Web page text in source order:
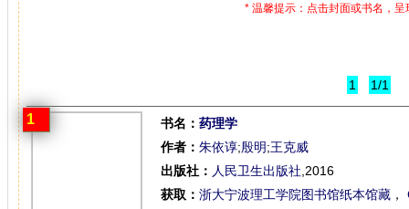
* 温馨提示：点击封面或书名，
1 1/1
1 书名： 药理学
作者： 朱依谆;殷明;王克威
出版社： 人民卫生出版社 ,2016
获取： 浙大宁波理工学院图书馆纸本馆藏 ，